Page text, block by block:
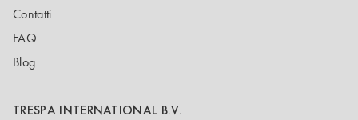
Contatti
FAQ
Blog
TRESPA INTERNATIONAL B.V.